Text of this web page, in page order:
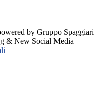
by Gruppo Spaggiari
& New Social Media